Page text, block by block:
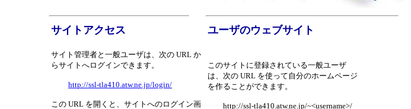
サイトアクセス
サイト管理者と一般ユーザは、次の URL か
らサイトへログインできます。
http://ssl-tla410.atw.ne.jp/login/
この URL を開くと、サイトへのログイン画
ユーザのウェブサイト
このサイトに登録されている一般ユーザ
は、次の URL を使って自分のホームページ
を作ることができます。
http://ssl-tla410.atw.ne.jp/~<username>/